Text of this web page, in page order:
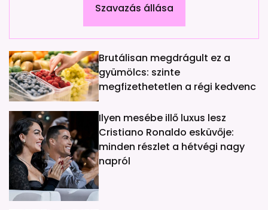
Szavazás állása
Brutálisan megdrágult ez a
gyümölcs: szinte
megfizethetetlen a régi kedvenc
Ilyen mesébe illő luxus lesz
Cristiano Ronaldo esküvője:
minden részlet a hétvégi nagy
napról